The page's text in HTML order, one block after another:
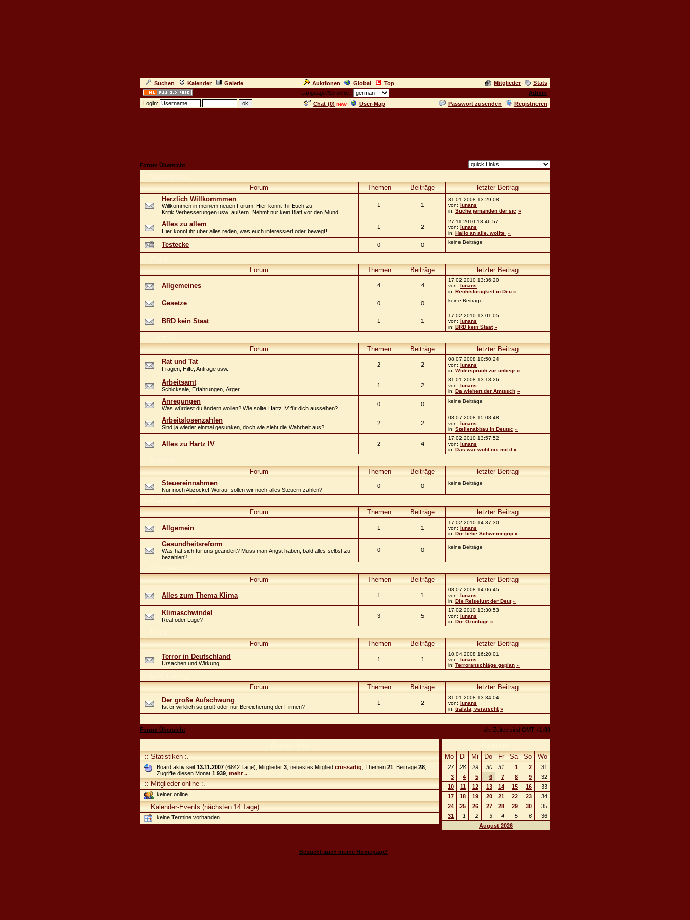
Suchen Kalender Galerie Auktionen Global Top Mitglieder
Stats
Language/Sprache:
Admin
Login:
Chat (0) new User-Map Passwort zusenden Registrieren
Forum Übersicht
Forum Themen Beiträge
letzter Beitrag
Herzlich Willkommmen
Willkommen in meinem neuen Forum! Hier könnt Ihr Euch zu
Kritik,Verbesserungen usw. äußern. Nehmt nur kein Blatt vor den Mund.
1 1
31.01.2008 13:29:08
von: lunans
in: Suche jemanden der sic »
Alles zu allem
Hier könnt ihr über alles reden, was euch interessiert oder bewegt!
1 2
27.11.2010 13:46:57
von: lunans
in: Hallo an alle, wollte »
Testecke 0 0 keine Beiträge
Forum Themen Beiträge letzter Beitrag
Allgemeines 4 4
17.02.2010 13:36:20
von: lunans
in: Rechtslosigkeit in Deu »
Gesetze 0 0 keine Beiträge
BRD kein Staat 1 1
17.02.2010 13:01:05
von: lunans
in: BRD kein Staat »
Forum Themen Beiträge
letzter Beitrag
Rat und Tat
Fragen, Hilfe, Anträge usw.
2 2
08.07.2008 10:50:24
von: lunans
in: Widerspruch zur unbegr »
Arbeitsamt
Schicksale, Erfahrungen, Ärger...
1 2
31.01.2008 13:18:26
von: lunans
in: Da wiehert der Amtssch »
Anregungen
Was würdest du ändern wollen? Wie sollte Hartz IV für dich aussehen?
0 0 keine Beiträge
Arbeitslosenzahlen
Sind ja wieder einmal gesunken, doch wie sieht die Wahrheit aus?
2 2
08.07.2008 15:08:48
von: lunans
in: Stellenabbau in Deutsc »
Alles zu Hartz IV 2 4
17.02.2010 13:57:52
von: lunans
in: Das war wohl nix mit d »
Forum Themen Beiträge
letzter Beitrag
Steuereinnahmen
Nur noch Abzocke! Worauf sollen wir noch alles Steuern zahlen?
0 0 keine Beiträge
Forum Themen Beiträge letzter Beitrag
Allgemein 1 1
17.02.2010 14:37:30
von: lunans
in: Die liebe Schweinegrip »
Gesundheitsreform
Was hat sich für uns geändert? Muss man Angst haben, bald alles selbst zu
bezahlen?
0 0 keine Beiträge
Forum Themen Beiträge letzter Beitrag
Alles zum Thema Klima 1 1
08.07.2008 14:06:45
von: lunans
in: Die Reiselust der Deut »
Klimaschwindel
Real oder Lüge?
3 5
17.02.2010 13:30:53
von: lunans
in: Die Ozonlüge »
Forum Themen Beiträge
letzter Beitrag
Terror in Deutschland
Ursachen und Wirkung
1 1
10.04.2008 16:20:01
von: lunans
in: Terroranschläge geplan »
Forum Themen Beiträge
letzter Beitrag
Der große Aufschwung
Ist er wirklich so groß oder nur Bereicherung der Firmen?
1 2
31.01.2008 13:34:04
von: lunans
in: tralala, verarscht »
Forum Übersicht alle Zeiten sind GMT +1:00
:: Statistiken :.
Board aktiv seit 13.11.2007 (6842 Tage), Mitglieder 3 , neuestes Mitglied crossartig , Themen 21 , Beiträge 28
Zugriffe diesen Monat 1 939 mehr ..
:: Mitglieder online :.
keiner online
:: Kalender-Events (nächsten 14 Tage) :.
keine Termine vorhanden
Mo Di Mi Do Fr Sa So Wo
27 28 29 30 31 1 2
31
3
4 5 6 7 8 9
32
10
11 12 13 14 15 16
33
17
18 19 20 21 22 23
34
24
25 26 27 28 29 30
35
31
1 2 3 4 5 6
36
August 2026
Besucht auch meine Homepage!